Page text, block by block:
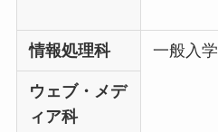
情報処理科 一般入学
ウェブ・メデ
ィア科